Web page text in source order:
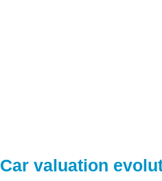
Car valuation